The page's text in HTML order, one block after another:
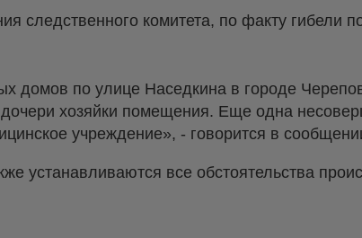
следственного комитета, по факту гибели
домов по улице Наседкина в городе
хозяйки помещения. Еще одна
учреждение», - говорится в
устанавливаются все обстоятельства